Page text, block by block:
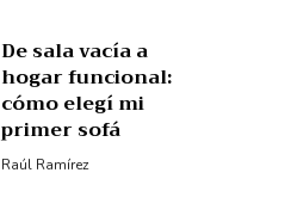
De sala vacía a
hogar funcional:
cómo elegí mi
primer sofá
Raúl Ramírez